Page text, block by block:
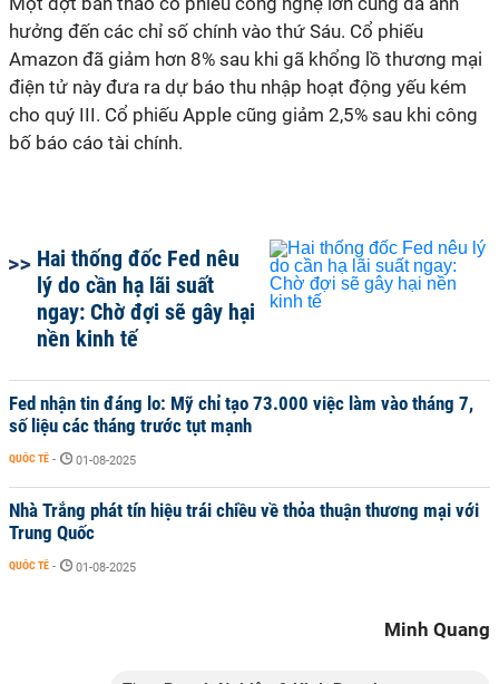
hưởng đến các chỉ số chính vào thứ Sáu. Cổ phiếu
Amazon đã giảm hơn 8% sau khi gã khổng lồ thương mại
điện tử này đưa ra dự báo thu nhập hoạt động yếu kém
cho quý III. Cổ phiếu Apple cũng giảm 2,5% sau khi công
bố báo cáo tài chính.
Hai thống đốc Fed nêu
lý do cần hạ lãi suất
ngay: Chờ đợi sẽ gây hại
nền kinh tế
Fed nhận tin đáng lo: Mỹ chỉ tạo 73.000 việc làm vào tháng 7,
số liệu các tháng trước tụt mạnh
QUỐC TẾ - 01-08-2025
Nhà Trắng phát tín hiệu trái chiều về thỏa thuận thương mại với
Trung Quốc
QUỐC TẾ - 01-08-2025
Minh Quang